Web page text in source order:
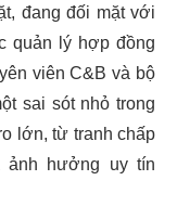
đang đối mặt với
quản lý hợp đồng
viên C&B và bộ
sai sót nhỏ trong
lớn, từ tranh chấp
ảnh hưởng uy tín